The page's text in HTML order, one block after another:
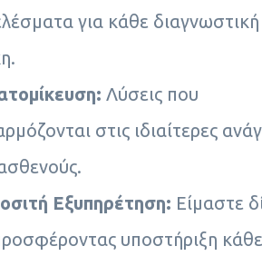
για κάθε διαγνωστική
Λύσεις που
στις ιδιαίτερες
Εξυπηρέτηση: Είμαστε
υποστήριξη κάθε